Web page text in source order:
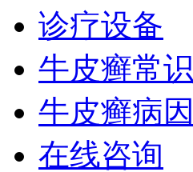
诊疗设备
牛皮癣常识
牛皮癣病因
在线咨询